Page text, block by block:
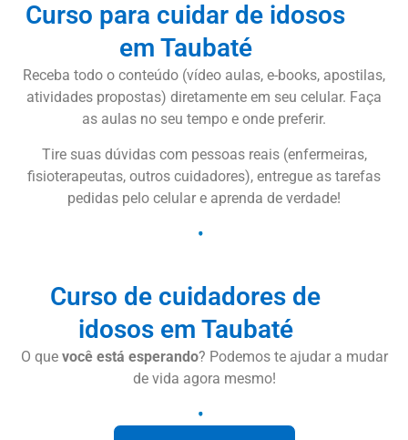
Curso para cuidar de idosos
em Taubaté
Receba todo o conteúdo (vídeo aulas, e-books, apostilas,
atividades propostas) diretamente em seu celular. Faça
as aulas no seu tempo e onde preferir.
Tire suas dúvidas com pessoas reais (enfermeiras,
fisioterapeutas, outros cuidadores), entregue as tarefas
pedidas pelo celular e aprenda de verdade!
Curso de cuidadores de
idosos em Taubaté
O que você está esperando? Podemos te ajudar a mudar
de vida agora mesmo!